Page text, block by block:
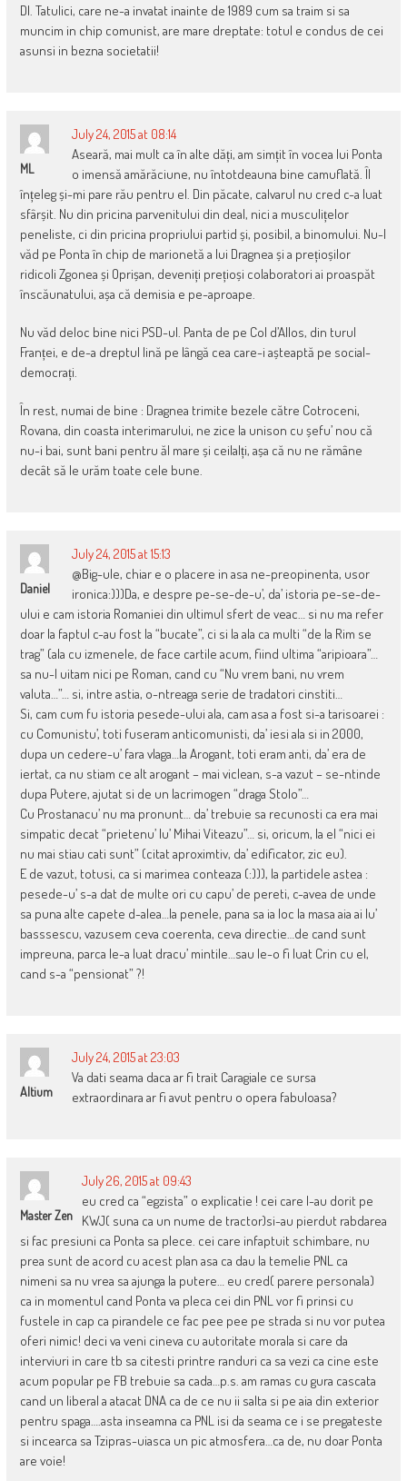
Dl. Tatulici, care ne-a invatat inainte de 1989 cum sa traim si sa
muncim in chip comunist, are mare dreptate: totul e condus de cei
asunsi in bezna societatii!
ML
July 24, 2015 at 08:14
Aseară, mai mult ca în alte dăți, am simțit în vocea lui Ponta
o imensă amărăciune, nu întotdeauna bine camuflată. Îl
înțeleg și-mi pare rău pentru el. Din păcate, calvarul nu cred c-a luat
sfârșit. Nu din pricina parvenitului din deal, nici a musculițelor
peneliste, ci din pricina propriului partid și, posibil, a binomului. Nu-l
văd pe Ponta în chip de marionetă a lui Dragnea și a prețioșilor
ridicoli Zgonea și Oprișan, deveniți prețioși colaboratori ai proaspăt
înscăunatului, așa că demisia e pe-aproape.
Nu văd deloc bine nici PSD-ul. Panta de pe Col d’Allos, din turul
Franței, e de-a dreptul lină pe lângă cea care-i așteaptă pe social-
democrați.
În rest, numai de bine : Dragnea trimite bezele către Cotroceni,
Rovana, din coasta interimarului, ne zice la unison cu șefu’ nou că
nu-i bai, sunt bani pentru ăl mare și ceilalți, așa că nu ne rămâne
decât să le urăm toate cele bune.
Daniel
July 24, 2015 at 15:13
@Big-ule, chiar e o placere in asa ne-preopinenta, usor
ironica:)))Da, e despre pe-se-de-u’, da’ istoria pe-se-de-
ului e cam istoria Romaniei din ultimul sfert de veac… si nu ma refer
doar la faptul c-au fost la “bucate”, ci si la ala ca multi “de la Rim se
trag” (ala cu izmenele, de face cartile acum, fiind ultima “aripioara”…
sa nu-l uitam nici pe Roman, cand cu “Nu vrem bani, nu vrem
valuta…”… si, intre astia, o-ntreaga serie de tradatori cinstiti…
Si, cam cum fu istoria pesede-ului ala, cam asa a fost si-a tarisoarei :
cu Comunistu’, toti fuseram anticomunisti, da’ iesi ala si in 2000,
dupa un cedere-u’ fara vlaga…la Arogant, toti eram anti, da’ era de
iertat, ca nu stiam ce alt arogant – mai viclean, s-a vazut – se-ntinde
dupa Putere, ajutat si de un lacrimogen “draga Stolo”…
Cu Prostanacu’ nu ma pronunt… da’ trebuie sa recunosti ca era mai
simpatic decat “prietenu’ lu’ Mihai Viteazu”… si, oricum, la el “nici ei
nu mai stiau cati sunt” (citat aproximtiv, da’ edificator, zic eu).
E de vazut, totusi, ca si marimea conteaza (:))), la partidele astea :
pesede-u’ s-a dat de multe ori cu capu’ de pereti, c-avea de unde
sa puna alte capete d-alea…la penele, pana sa ia loc la masa aia ai lu’
basssescu, vazusem ceva coerenta, ceva directie…de cand sunt
impreuna, parca le-a luat dracu’ mintile…sau le-o fi luat Crin cu el,
cand s-a “pensionat” ?!
Altium
July 24, 2015 at 23:03
Va dati seama daca ar fi trait Caragiale ce sursa
extraordinara ar fi avut pentru o opera fabuloasa?
Master Zen
July 26, 2015 at 09:43
eu cred ca “egzista” o explicatie ! cei care l-au dorit pe
KWJ( suna ca un nume de tractor)si-au pierdut rabdarea
si fac presiuni ca Ponta sa plece. cei care infaptuit schimbare, nu
prea sunt de acord cu acest plan asa ca dau la temelie PNL ca
nimeni sa nu vrea sa ajunga la putere… eu cred( parere personala)
ca in momentul cand Ponta va pleca cei din PNL vor fi prinsi cu
fustele in cap ca pirandele ce fac pee pee pe strada si nu vor putea
oferi nimic! deci va veni cineva cu autoritate morala si care da
interviuri in care tb sa citesti printre randuri ca sa vezi ca cine este
acum popular pe FB trebuie sa cada…p.s. am ramas cu gura cascata
cand un liberal a atacat DNA ca de ce nu ii salta si pe aia din exterior
pentru spaga….asta inseamna ca PNL isi da seama ce i se pregateste
si incearca sa Tzipras-uiasca un pic atmosfera…ca de, nu doar Ponta
are voie!